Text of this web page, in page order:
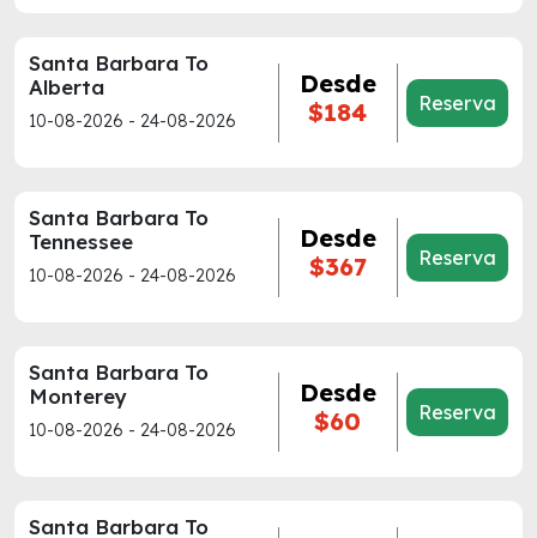
Santa Barbara To
Alberta
10-08-2026 - 24-08-2026
Desde
$184
Reserva
Santa Barbara To
Tennessee
10-08-2026 - 24-08-2026
Desde
$367
Reserva
Santa Barbara To
Monterey
10-08-2026 - 24-08-2026
Desde
$60
Reserva
Santa Barbara To